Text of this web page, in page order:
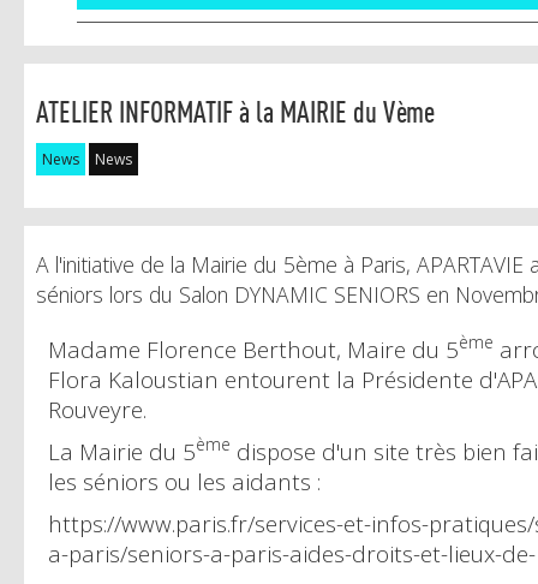
ATELIER INFORMATIF à la MAIRIE du Vème
News News
A l'initiative de la Mairie du 5ème à Paris,
séniors lors du Salon DYNAMIC SENIORS en
Madame Florence Berthout, Maire du 5ème
Flora Kaloustian entourent la Présidente
Rouveyre.
La Mairie du 5ème dispose d'un site très bien
les séniors ou les aidants :
https://www.paris.fr/services-et-infos-
a-paris/seniors-a-paris-aides-droits-et-lieux-